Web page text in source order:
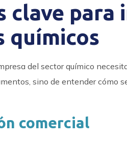
clave
químicos
del sector químico
sino de entender cómo
comercial